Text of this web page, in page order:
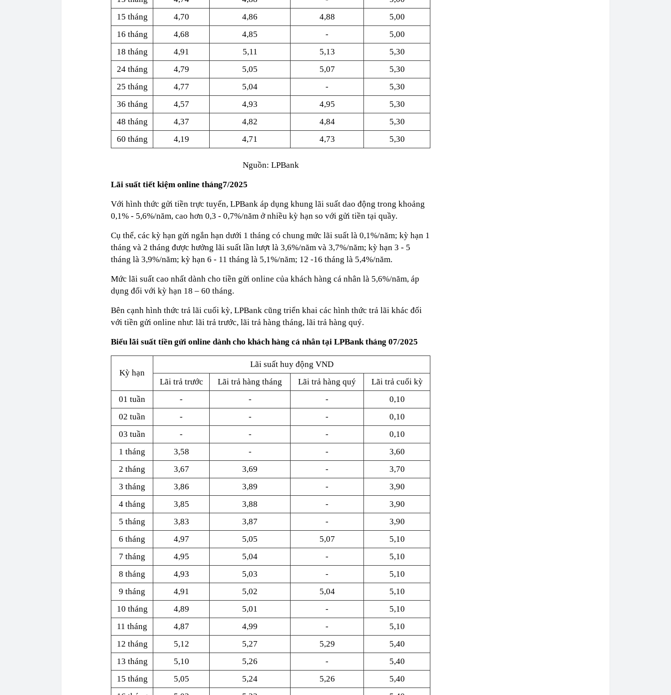
15 tháng
4,70 4,86 4,88
5,00
16 tháng
4,68 4,85 -
5,00
18 tháng
4,91 5,11 5,13
5,30
24 tháng
4,79 5,05 5,07
5,30
25 tháng
4,77 5,04 -
5,30
36 tháng
4,57 4,93 4,95
5,30
48 tháng
4,37 4,82 4,84
5,30
60 tháng
4,19 4,71 4,73 5,30
Nguồn: LPBank
Lãi suất tiết kiệm online tháng7/2025
Với hình thức gửi tiền trực tuyến, LPBank áp dụng khung lãi suất dao động trong khoảng
0,1% - 5,6%/năm, cao hơn 0,3 - 0,7%/năm ở nhiều kỳ hạn so với gửi tiền tại quầy.
Cụ thể, các kỳ hạn gửi ngắn hạn dưới 1 tháng có chung mức lãi suất là 0,1%/năm; kỳ hạn 1
tháng và 2 tháng được hưởng lãi suất lần lượt là 3,6%/năm và 3,7%/năm; kỳ hạn 3 - 5
tháng là 3,9%/năm; kỳ hạn 6 - 11 tháng là 5,1%/năm; 12 -16 tháng là 5,4%/năm.
Mức lãi suất cao nhất dành cho tiền gửi online của khách hàng cá nhân là 5,6%/năm, áp
dụng đối với kỳ hạn 18 – 60 tháng.
Bên cạnh hình thức trả lãi cuối kỳ, LPBank cũng triển khai các hình thức trả lãi khác đối
với tiền gửi online như: lãi trả trước, lãi trả hàng tháng, lãi trả hàng quý.
Biểu lãi suất tiền gửi online dành cho khách hàng cá nhân tại LPBank tháng 07/2025
Kỳ hạn
Lãi suất huy động VND
Lãi trả trước
Lãi trả hàng tháng Lãi trả hàng quý
Lãi trả cuối kỳ
01 tuần
- - -
0,10
02 tuần
- - -
0,10
03 tuần
- - -
0,10
1 tháng
3,58 - -
3,60
2 tháng
3,67 3,69 -
3,70
3 tháng
3,86 3,89 -
3,90
4 tháng
3,85 3,88 -
3,90
5 tháng
3,83 3,87 -
3,90
6 tháng
4,97 5,05 5,07
5,10
7 tháng
4,95 5,04 -
5,10
8 tháng
4,93 5,03 -
5,10
9 tháng
4,91 5,02 5,04
5,10
10 tháng
4,89 5,01 -
5,10
11 tháng
4,87 4,99 -
5,10
12 tháng
5,12 5,27 5,29
5,40
13 tháng
5,10 5,26 -
5,40
15 tháng
5,05 5,24 5,26
5,40